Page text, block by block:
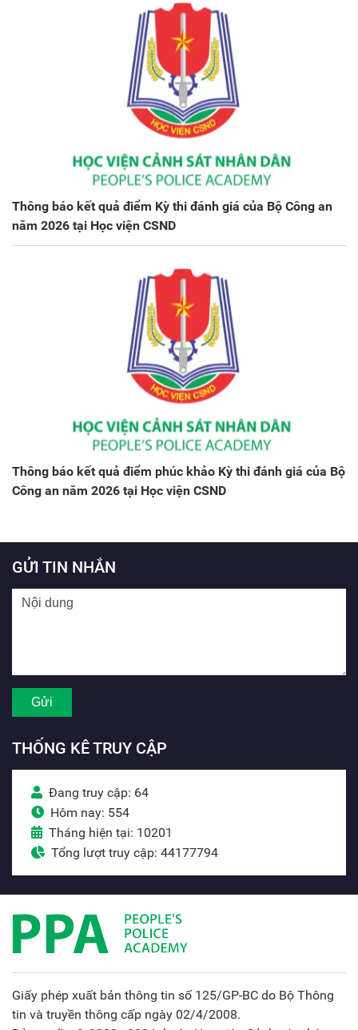
Thông báo kết quả điểm Kỳ thi đánh giá của Bộ Công an
năm 2026 tại Học viện CSND
Thông báo kết quả điểm phúc khảo Kỳ thi đánh giá của Bộ
Công an năm 2026 tại Học viện CSND
GỬI TIN NHẮN
THỐNG KÊ TRUY CẬP
Đang truy cập: 64
Hôm nay: 554
Tháng hiện tại: 10201
Tổng lượt truy cập: 44177794
Giấy phép xuất bản thông tin số 125/GP-BC do Bộ Thông
tin và truyền thông cấp ngày 02/4/2008.